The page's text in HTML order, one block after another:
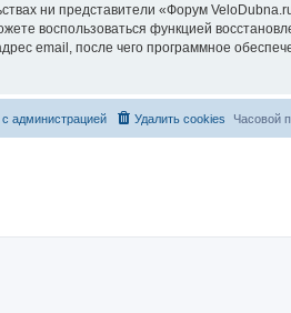
ни представители «Форум
воспользоваться функцией
email, после чего программное
Часовой
Удалить cookies
администрацией